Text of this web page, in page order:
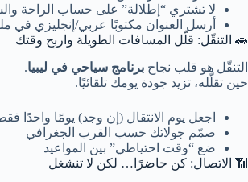
لا تشتري “إطلالة” على حساب الراحة
أرسل العنوان مكتوبًا عربي/إنجليزي في
🚗 التنقّل: قلّل المسافات الطويلة واربِح وقتك
التنقّل هو قلب نجاح برنامج سياحي في ليبيا.
حين تقلّله، تزيد جودة يومك تلقائيًا.
اجعل يوم الانتقال (إن وجد) يومًا واحدًا
صمّم جولاتك حسب القرب الجغرافي
ضع “وقت احتياطي” بين المواعيد
📶 الاتصال: كن حاضرًا… لكن لا تنشغل